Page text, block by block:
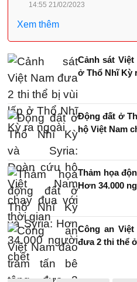
14:55 21/02/2023
Xem thêm
Cảnh sát
ở Thổ Nhĩ Kỳ
Động đất ở
hộ Việt Nam
Thảm họa
Hơn 34.000
Công an
đưa 2 thi thể